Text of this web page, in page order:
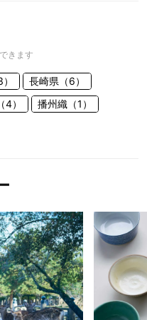
きます
長崎県（6）
4）
播州織（1）